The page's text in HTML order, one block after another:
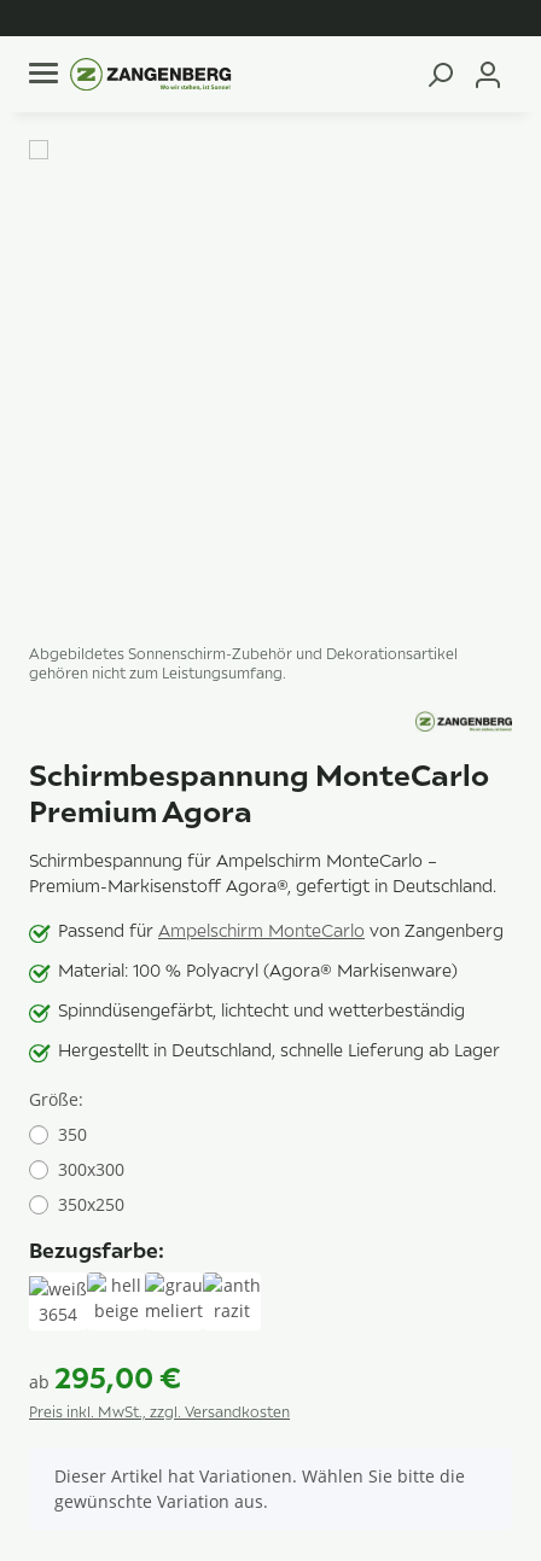
Abgebildetes Sonnenschirm-Zubehör und Dekorationsartikel
gehören nicht zum Leistungsumfang.
Schirmbespannung MonteCarlo
Premium Agora
Schirmbespannung für Ampelschirm MonteCarlo –
Premium-Markisenstoff Agora®, gefertigt in Deutschland.
Passend für Ampelschirm MonteCarlo von Zangenberg
Material: 100 % Polyacryl (Agora® Markisenware)
Spinndüsengefärbt, lichtecht und wetterbeständig
Hergestellt in Deutschland, schnelle Lieferung ab Lager
Größe:
350
300x300
350x250
Bezugsfarbe:
ab 295,00 €
Preis inkl. MwSt., zzgl. Versandkosten
x
Dieser Artikel hat Variationen. Wählen Sie bitte die
gewünschte Variation aus.